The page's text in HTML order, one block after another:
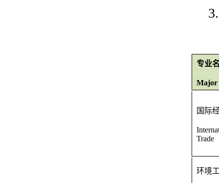
专业
Major
国际
Trade
环境